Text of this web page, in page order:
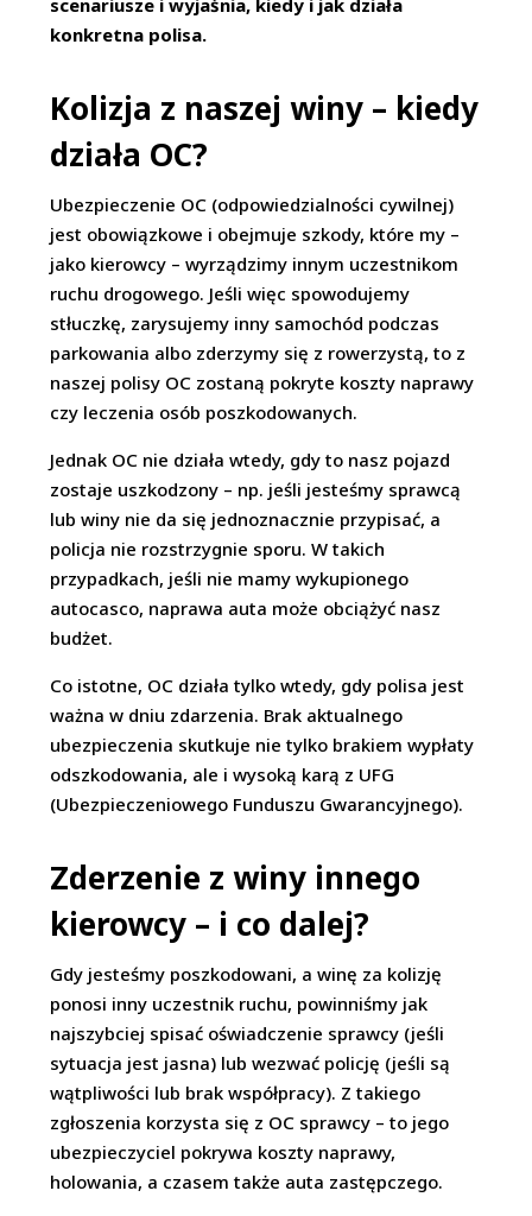
scenariusze i wyjaśnia, kiedy i jak działa
konkretna polisa.
Kolizja z naszej winy – kiedy
działa OC?
Ubezpieczenie OC (odpowiedzialności cywilnej)
jest obowiązkowe i obejmuje szkody, które my –
jako kierowcy – wyrządzimy innym uczestnikom
ruchu drogowego. Jeśli więc spowodujemy
stłuczkę, zarysujemy inny samochód podczas
parkowania albo zderzymy się z rowerzystą, to z
naszej polisy OC zostaną pokryte koszty naprawy
czy leczenia osób poszkodowanych.
Jednak OC nie działa wtedy, gdy to nasz pojazd
zostaje uszkodzony – np. jeśli jesteśmy sprawcą
lub winy nie da się jednoznacznie przypisać, a
policja nie rozstrzygnie sporu. W takich
przypadkach, jeśli nie mamy wykupionego
autocasco, naprawa auta może obciążyć nasz
budżet.
Co istotne, OC działa tylko wtedy, gdy polisa jest
ważna w dniu zdarzenia. Brak aktualnego
ubezpieczenia skutkuje nie tylko brakiem wypłaty
odszkodowania, ale i wysoką karą z UFG
(Ubezpieczeniowego Funduszu Gwarancyjnego).
Zderzenie z winy innego
kierowcy – i co dalej?
Gdy jesteśmy poszkodowani, a winę za kolizję
ponosi inny uczestnik ruchu, powinniśmy jak
najszybciej spisać oświadczenie sprawcy (jeśli
sytuacja jest jasna) lub wezwać policję (jeśli są
wątpliwości lub brak współpracy). Z takiego
zgłoszenia korzysta się z OC sprawcy – to jego
ubezpieczyciel pokrywa koszty naprawy,
holowania, a czasem także auta zastępczego.